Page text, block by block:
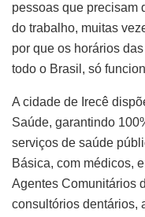
pessoas que precisam
do trabalho, muitas
por que os horários
todo o Brasil, só
A cidade de Irecê
Saúde, garantindo
serviços de saúde
Básica, com médicos,
Agentes Comunitários
consultórios dentários,